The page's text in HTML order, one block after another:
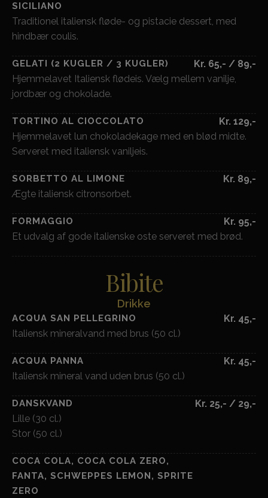
SICILIANO
Traditionel italiensk fløde- og pistacie dessert, med
hindbær coulis.
GELATI (2 KUGLER / 3 KUGLER)
Kr. 65,- / 89,-
Hjemmelavet Italiensk flødeis. Vælg mellem vanilje,
jordbær og chokolade.
TORTINO AL CIOCCOLATO
Kr. 129,-
Hjemmelavet lun chokoladekage med en blød midte.
Serveret med italiensk vaniljeis.
SORBETTO AL LIMONE
Kr. 89,-
Ægte italiensk citronsorbet.
FORMAGGIO
Kr. 95,-
Et udvalg af gode italienske oste serveret med brød.
Bibite
Drikke
ACQUA SAN PELLEGRINO
Kr. 45,-
Italiensk mineralvand med brus (50 cl.)
ACQUA PANNA
Kr. 45,-
Italiensk mineral vand uden brus (50 cl.)
DANSKVAND
Kr. 25,- / 29,-
Lille (30 cl.)
Stor (50 cl.)
COCA COLA, COCA COLA ZERO,
FANTA, SCHWEPPES LEMON, SPRITE
ZERO